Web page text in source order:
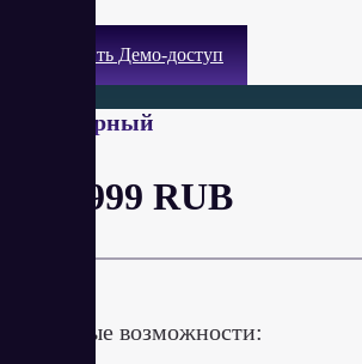
Получить Демо-доступ
Популярный
от 2 999 RUB
Ключевые возможности: